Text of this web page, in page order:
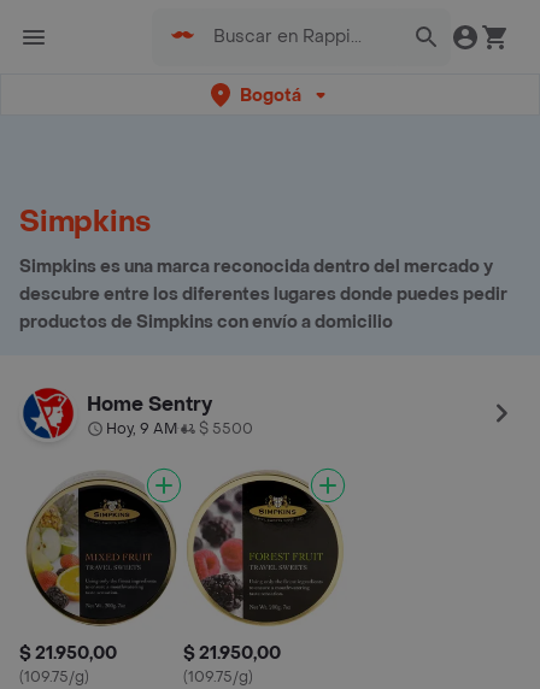
Bogotá
Simpkins
Simpkins es una marca reconocida dentro del mercado y
descubre entre los diferentes lugares donde puedes pedir
productos de Simpkins con envío a domicilio
Home Sentry
Hoy, 9 AM• $ 5500
$ 21.950,00
(109.75/g)
$ 21.950,00
(109.75/g)